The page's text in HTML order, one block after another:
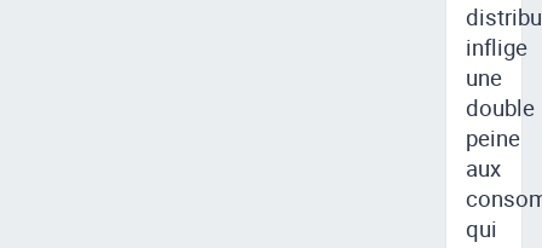
inflige
une
double
peine
aux
qui